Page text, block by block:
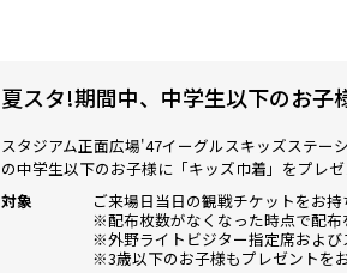
夏スタ!期間中、中学生以下のお
スタジアム正面広場'47イーグルスキッズステー
の中学生以下のお子様に「キッズ巾着」をプレゼ
対象
ご来場日当日の観戦チケットをお
※配布枚数がなくなった時点で配布
※外野ライトビジター指定席およ
※3歳以下のお子様もプレゼントを